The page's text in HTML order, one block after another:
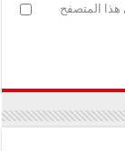
هذا المتصفح